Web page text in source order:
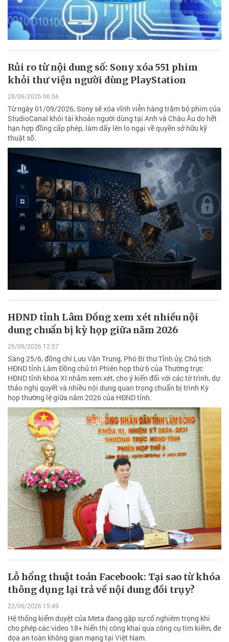
Rủi ro từ nội dung số: Sony xóa 551 phim
khỏi thư viện người dùng PlayStation
28/06/2026 06:56
Từ ngày 01/09/2026, Sony sẽ xóa vĩnh viễn hàng trăm bộ phim của
StudioCanal khỏi tài khoản người dùng tại Anh và Châu Âu do hết
hạn hợp đồng cấp phép, làm dấy lên lo ngại về quyền sở hữu kỹ
thuật số.
HĐND tỉnh Lâm Đồng xem xét nhiều nội
dung chuẩn bị kỳ họp giữa năm 2026
25/06/2026 12:57
Sáng 25/6, đồng chí Lưu Văn Trung, Phó Bí thư Tỉnh ủy, Chủ tịch
HĐND tỉnh Lâm Đồng chủ trì Phiên họp thứ 6 của Thường trực
HĐND tỉnh khóa XI nhằm xem xét, cho ý kiến đối với các tờ trình, dự
thảo nghị quyết và nhiều nội dung quan trọng chuẩn bị trình Kỳ
họp thường lệ giữa năm 2026 của HĐND tỉnh.
Lỗ hổng thuật toán Facebook: Tại sao từ khóa
thông dụng lại trả về nội dung đồi trụy?
22/06/2026 15:49
Hệ thống kiểm duyệt của Meta đang gặp sự cố nghiêm trọng khi
cho phép các video 18+ hiển thị công khai qua công cụ tìm kiếm, đe
dọa an toàn không gian mạng tại Việt Nam.